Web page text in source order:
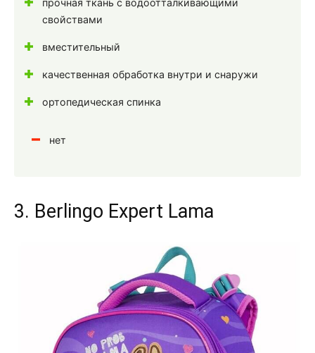
свойствами
вместительный
качественная обработка внутри и снаружи
ортопедическая спинка
нет
3. Berlingo Expert Lama